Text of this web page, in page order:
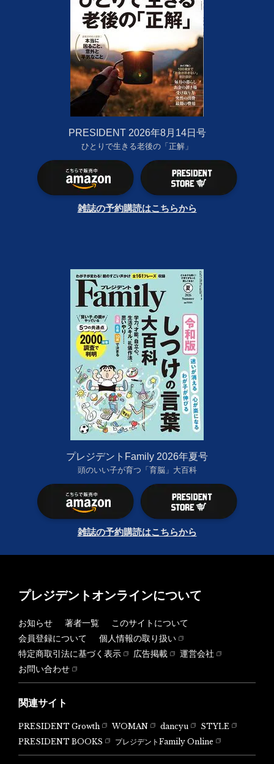
PRESIDENT 2026年8月14日号
ひとりで生きる老後の「正解」
雑誌の予約購読はこちらから
プレジデントFamily 2026年夏号
頭のいい子が育つ「育脳」大百科
雑誌の予約購読はこちらから
プレジデントオンラインについて
お知らせ 著者一覧
このサイトについて
会員登録について
個人情報の取り扱い
特定商取引法に基づく表示
広告掲載
運営会社
お問い合わせ
関連サイト
PRESIDENT Growth WOMAN dancyu
STYLE
PRESIDENT BOOKS
プレジデントFamily Online